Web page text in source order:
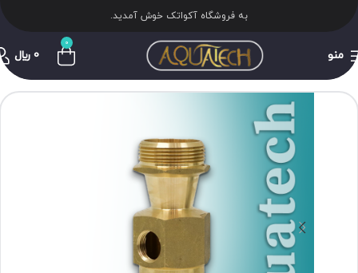
به فروشگاه آکواتک خوش آمدید.
منو
0
0 ﷼